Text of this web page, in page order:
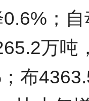
；
万吨
；布